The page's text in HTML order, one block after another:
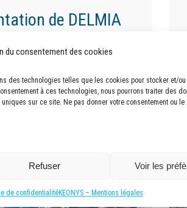
du consentement des cookies
des technologies telles que les cookies pour stocker et/
à ces technologies, nous pourrons traiter des
sur ce site. Ne pas donner votre consentement ou
Refuser Voir les
de confidentialitéKEONYS – Mentions légales
de DELMIA
et d’ordonnancement de
permet aux industriels de…
»